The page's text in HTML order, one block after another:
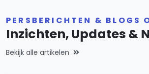
PERSBERICHTEN & BLOGS
Inzichten, Updates &
Bekijk alle artikelen